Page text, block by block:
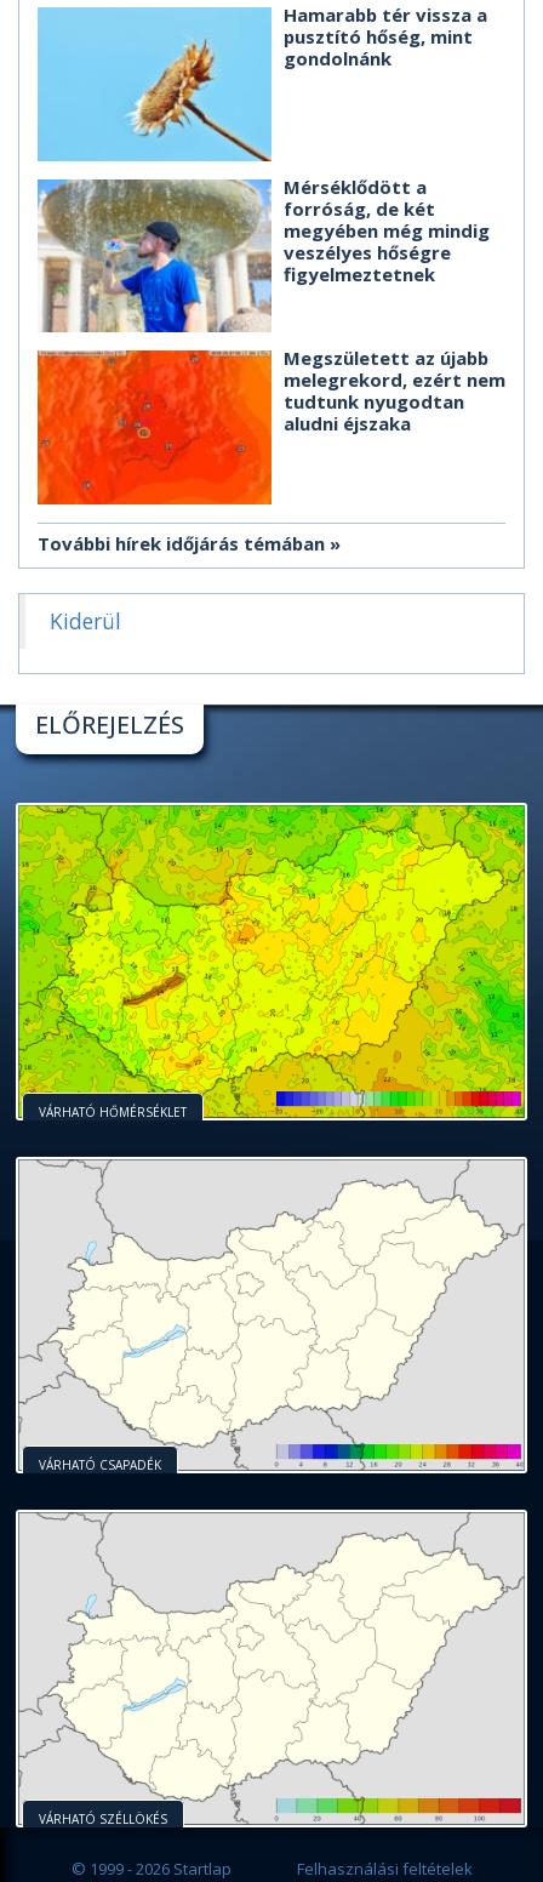
Hamarabb tér vissza a
pusztító hőség, mint
gondolnánk
Mérséklődött a
forróság, de két
megyében még mindig
veszélyes hőségre
figyelmeztetnek
Megszületett az újabb
melegrekord, ezért nem
tudtunk nyugodtan
aludni éjszaka
További hírek időjárás témában
Kiderül
ELŐREJELZÉS
VÁRHATÓ HŐMÉRSÉKLET
VÁRHATÓ CSAPADÉK
VÁRHATÓ SZÉLLÖKÉS
© 1999 - 2026 Startlap Felhasználási feltételek